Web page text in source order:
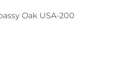
Oak USA-200